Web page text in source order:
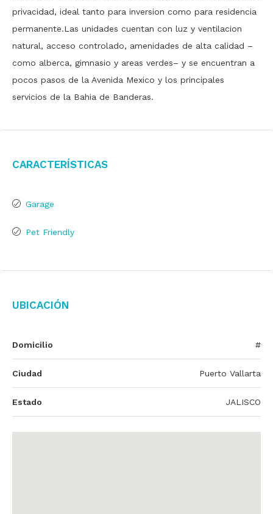
privacidad, ideal tanto para inversion como para residencia
permanente.Las unidades cuentan con luz y ventilacion
natural, acceso controlado, amenidades de alta calidad –
como alberca, gimnasio y areas verdes– y se encuentran a
pocos pasos de la Avenida Mexico y los principales
servicios de la Bahia de Banderas.
Características
Garage
Pet Friendly
Ubicación
Domicilio #
Ciudad Puerto Vallarta
Estado JALISCO